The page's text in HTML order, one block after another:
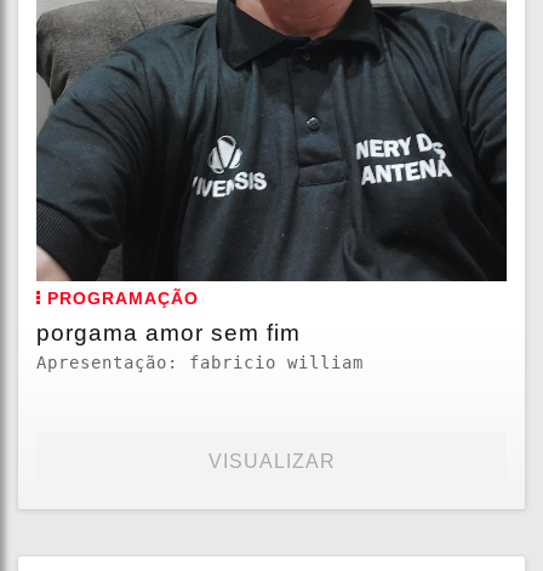
PROGRAMAÇÃO
porgama amor sem fim
Apresentação: fabricio william
VISUALIZAR